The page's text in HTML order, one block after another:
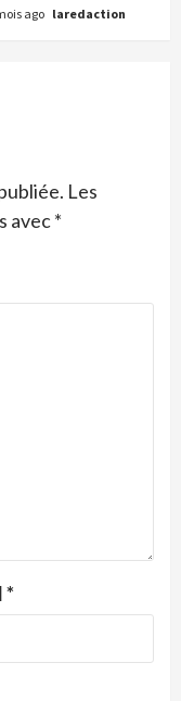
ago laredaction
Les
avec*
*